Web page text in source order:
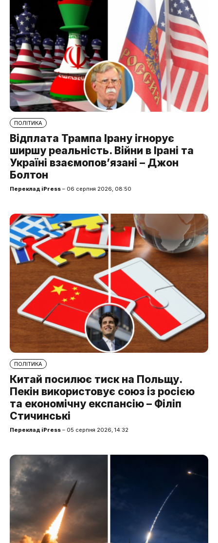
ПОЛІТИКА
Відплата Трампа Ірану ігнорує
ширшу реальність. Війни в Ірані та
Україні взаємопов’язані – Джон
Болтон
Переклад iPress – 06 серпня 2026, 08:50
ПОЛІТИКА
Китай посилює тиск на Польщу.
Пекін використовує союз із росією
та економічну експансію – Філіп
Стичинські
Переклад iPress – 05 серпня 2026, 14:32